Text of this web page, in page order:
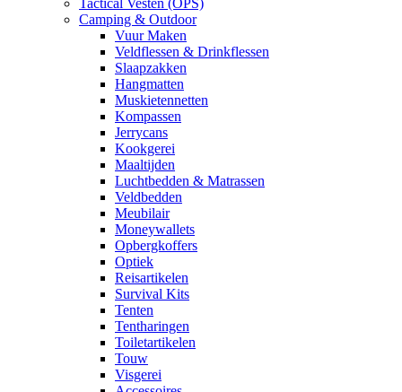
Camping & Outdoor
Vuur Maken
Veldflessen & Drinkflessen
Slaapzakken
Hangmatten
Muskietennetten
Kompassen
Jerrycans
Kookgerei
Maaltijden
Luchtbedden & Matrassen
Veldbedden
Meubilair
Moneywallets
Opbergkoffers
Optiek
Reisartikelen
Survival Kits
Tenten
Tentharingen
Toiletartikelen
Touw
Visgerei